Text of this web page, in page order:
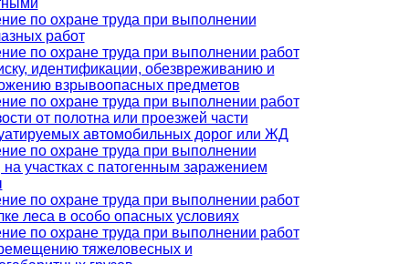
по охране труда при выполнении
работ
по охране труда при выполнении работ
идентификации, обезвреживанию и
взрывоопасных предметов
по охране труда при выполнении работ
от полотна или проезжей части
автомобильных дорог или ЖД
по охране труда при выполнении
на участках с патогенным заражением
по охране труда при выполнении работ
леса в особо опасных условиях
по охране труда при выполнении работ
тяжеловесных и